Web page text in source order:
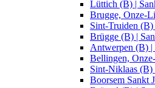
Lüttich (B) |
Brugge, Onze-
Sint-Truiden
Brügge (B) |
Antwerpen (B)
Bellingen,
Sint-Niklaas (B)
Boorsem Sankt